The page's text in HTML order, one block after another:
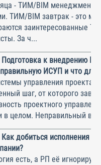
- ТИМ/BIM менеджмент и
ТИМ/BIM завтрак - это
заинтересованные
За ч...
Подготовка к внедрению
ИСУП и что для
управления
шаг, от которого
проектного
в целом. Неправильный
добиться исполнения
есть, а РП её